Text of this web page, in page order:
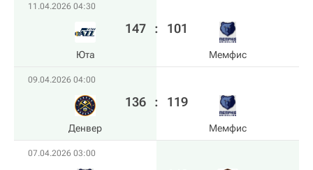
11.04.2026 04:30
Юта
147 : 101
Мемфис
09.04.2026 04:00
Денвер
136 : 119
Мемфис
07.04.2026 03:00